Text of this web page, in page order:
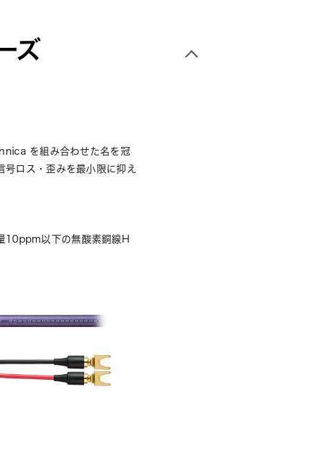
ズ
を組み合わせた名を冠
ロス・歪みを最小限に抑え
10ppm以下の無酸素銅線H